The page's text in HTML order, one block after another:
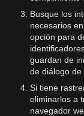
Busque los
necesarios
opción para
guardan de
de diálogo de
Si tiene
eliminarlos a
navegador